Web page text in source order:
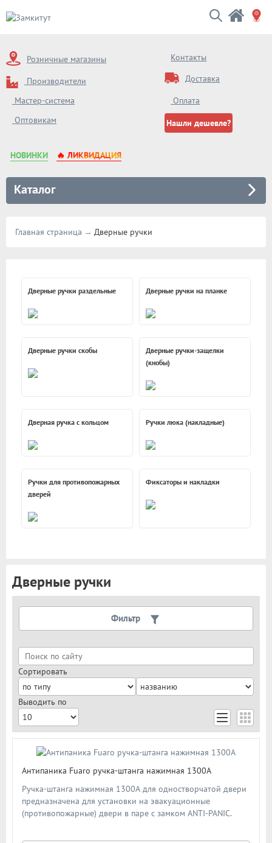
Розничные магазины
Производители
Мастер-система
Оптовикам
Контакты
Доставка
Оплата
Нашли дешевле?
НОВИНКИ 🔥 ЛИКВИДАЦИЯ
Каталог
Главная страница Дверные ручки
Дверные ручки раздельные Дверные ручки на планке
Дверные ручки скобы
Дверные ручки-защелки
(кнобы)
Дверная ручка с кольцом Ручки люка (накладные)
Ручки для противопожарных
дверей
Фиксаторы и накладки
Дверные ручки
Цена
Производитель
Новинка Акция
Фильтр
Сортировать
Выводить по
Антипаника Fuaro ручка-штанга нажимная 1300А
Ручка-штанга нажимная 1300А для одностворчатой двери
предназначена для установки на эвакуационные
(противопожарные) двери в паре с замком ANTI-PANIC.